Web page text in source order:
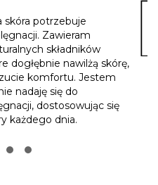
skóra potrzebuje
Zawieram
składników
dogłębnie nawilżą skórę,
komfortu. Jestem
nadaję się do
dostosowując się
każdego dnia.